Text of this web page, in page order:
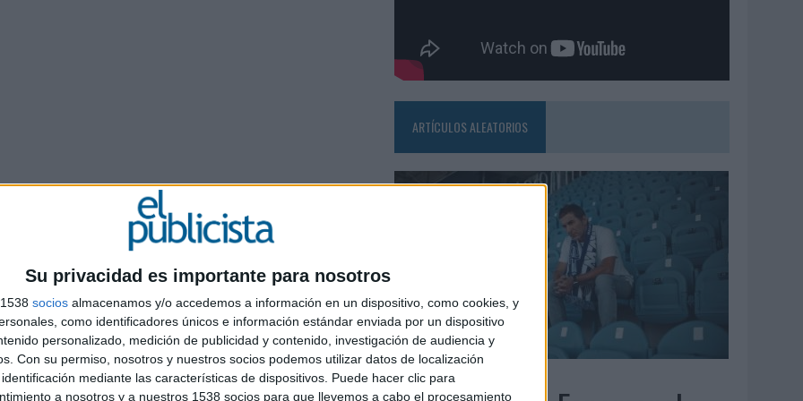
Su privacidad es importante para nosotros
socios almacenamos y/o accedemos a información en un dispositivo, como cookies, y
como identificadores únicos e información estándar enviada por un dispositivo
personalizado, medición de publicidad y contenido, investigación de audiencia y
Con su permiso, nosotros y nuestros socios podemos utilizar datos de localización
mediante las características de dispositivos. Puede hacer clic para
a nosotros y a nuestros 1538 socios para que llevemos a cabo el procesamiento
SPAIN PARA SAMSUNG ELECTRONICS IBERIA
ARTÍCULOS ALEATORIOS
06/08/2026